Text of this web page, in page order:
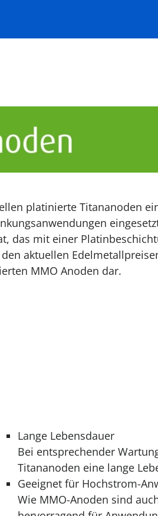
platinierte Titananoden
das mit einer
aktuellen
MMO Anoden dar.
Lange Lebensdauer
Bei entsprechender
Titananoden eine lange
Geeignet für Hochstrom-
Wie MMO-Anoden sind